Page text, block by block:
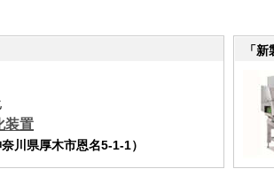
装置
川県厚木市恩名5-1-1）
「